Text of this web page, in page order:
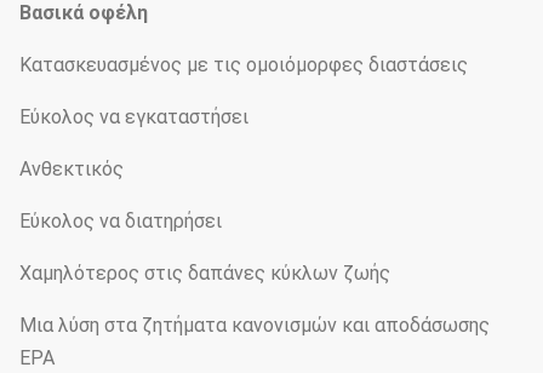
Βασικά οφέλη
Κατασκευασμένος με τις ομοιόμορφες διαστάσεις
Εύκολος να εγκαταστήσει
Ανθεκτικός
Εύκολος να διατηρήσει
Χαμηλότερος στις δαπάνες κύκλων ζωής
Μια λύση στα ζητήματα κανονισμών και αποδάσωσης
EPA